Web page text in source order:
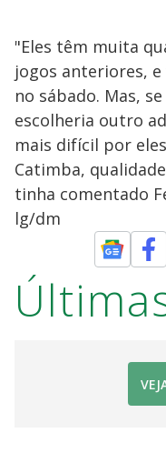
"Eles têm muita
jogos anteriores,
no sábado. Mas,
escolheria outro
mais difícil por
Catimba,
tinha comentado
lg/dm